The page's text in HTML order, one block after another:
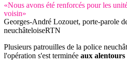
«Nous avons été renforcés pour les
voisin»
Georges-André Lozouet, porte-parole
neuchâteloiseRTN
Plusieurs patrouilles de la police
l'opération s'est terminée aux alentours